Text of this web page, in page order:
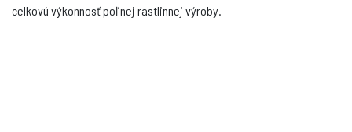
celkovú výkonnosť poľnej rastlinnej výroby.